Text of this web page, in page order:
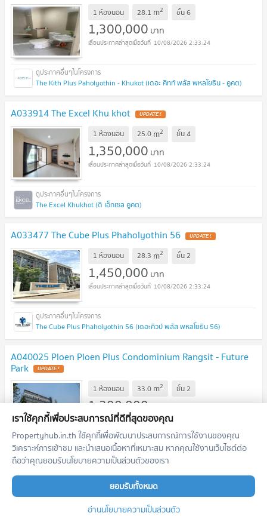
1 ห้องนอน 28.1 m2 ชั้น6
1,300,000 บาท
10/08/2026 2:33:24
The Kith Plus Paholyothin - Khukot (เดอะ คิทท์ พลัส พหลโยธิน - คูคต)
A033914 The Excel Khu khot UPDATE !
1 ห้องนอน 25.0 m2 ชั้น4
1,350,000 บาท
10/08/2026 2:33:24
The Excel Khukhot (ดิ เอ็กเซล คูคต)
A033477 The Cube Plus Phaholyothin 56 UPDATE !
1 ห้องนอน 28.3 m2 ชั้น2
1,450,000 บาท
10/08/2026 2:33:24
The Cube Plus Phaholyothin 56 (เดอะคิวบ์ พลัส พหลโยธิน 56)
A040025 Ploen Ploen Plus Condominium Rangsit - Future
Park UPDATE !
1 ห้องนอน 33.0 m2 ชั้น2
1,200,000บาท
10/08/2026 2:33:24
A033694 The Excel Khu khot UPDATE !
1 ห้องนอน 28.4m2 ชั้น
เราใช้คุกกี้เพื่อประสบการณ์ที่ดีที่สุดของคุณ
Propertyhub.in.th ใช้คุกกี้เพื่อพัฒนาประสบการณ์การใช้งานของคุณ
วิเคราะห์การเข้าชม และนำเสนอเนื้อหาที่เหมาะสม หากคุณใช้งานเว็บไซต์ต่อ
ถือว่าคุณยอมรับนโยบายความเป็นส่วนตัวของเรา
ยอมรับทั้งหมด
อ่านนโยบายความเป็นส่วนตัว